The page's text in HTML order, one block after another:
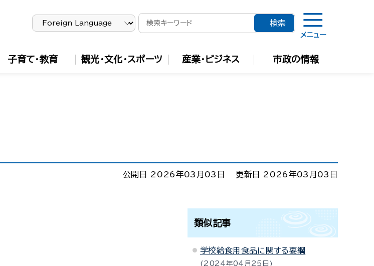
メニュー
子育て・教育 観光・文化・スポーツ 産業・ビジネス 市政の情報
公開日 2026年03月03日 更新日 2026年03月03日
類似記事
学校給食用食品に関する要綱
2024年04月25日